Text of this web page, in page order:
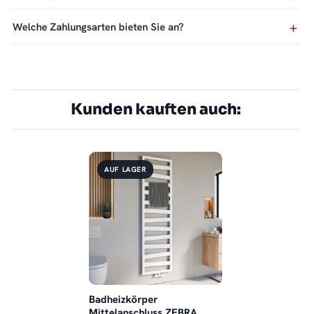
Welche Zahlungsarten bieten Sie an?
Kunden kauften auch:
AUF LAGER
Badheizkörper